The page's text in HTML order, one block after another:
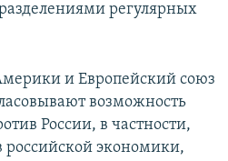
регулярных
и Европейский союз
возможность
России, в частности,
российской экономики,